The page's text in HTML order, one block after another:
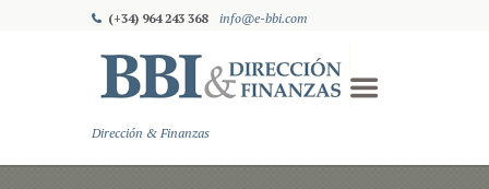
(+34) 964 243 368 info@e-bbi.com
Dirección & Finanzas